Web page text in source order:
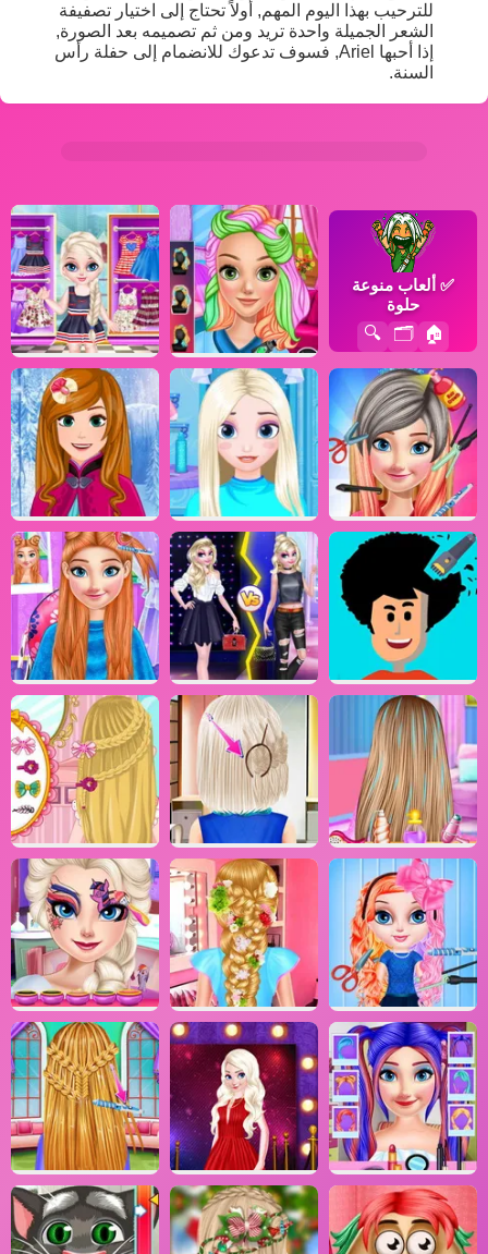
للترحيب بهذا اليوم المهم, أولاً تحتاج إلى اختيار تصفيفة
الشعر الجميلة واحدة تريد ومن ثم تصميمه بعد الصورة,
إذا أحبها Ariel, فسوف تدعوك للانضمام إلى حفلة رأس
السنة.
✅ ألعاب منوعة
حلوة
🏠
🗂️
🔍